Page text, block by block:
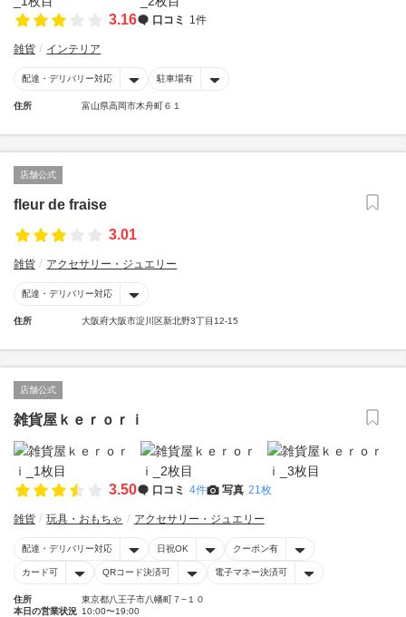
3.16 口コミ 1件
雑貨 インテリア
配達・デリバリー対応 駐車場有
住所 富山県高岡市木舟町６１
店舗公式
fleur de fraise
3.01
雑貨 アクセサリー・ジュエリー
配達・デリバリー対応
住所 大阪府大阪市淀川区新北野3丁目12-15
店舗公式
雑貨屋ｋｅｒｏｒｉ
3.50 口コミ 4件 写真 21枚
雑貨 玩具・おもちゃ アクセサリー・ジュエリー
配達・デリバリー対応 日祝OK クーポン有
カード可 QRコード決済可 電子マネー決済可
住所
東京都八王子市八幡町７−１０
本日の営業状況 10:00〜19:00